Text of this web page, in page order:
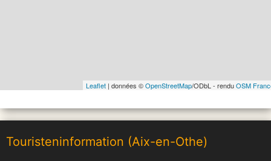
Leaflet | données ©OpenStreetMap/ODbL - renduOSM
Touristeninformation (Aix-en-Othe)